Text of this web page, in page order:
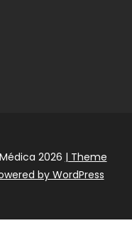
2026 | Theme
by WordPress